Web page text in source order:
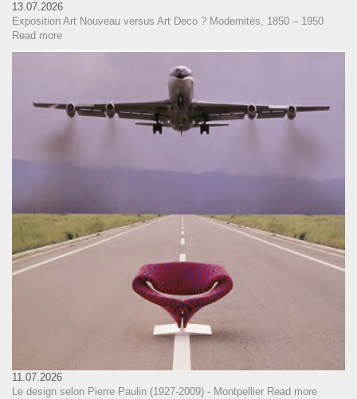
13.07.2026
Exposition Art Nouveau versus Art Deco ? Modernités, 1850 – 1950
Read more
11.07.2026
Le design selon Pierre Paulin (1927-2009) - Montpellier Read more